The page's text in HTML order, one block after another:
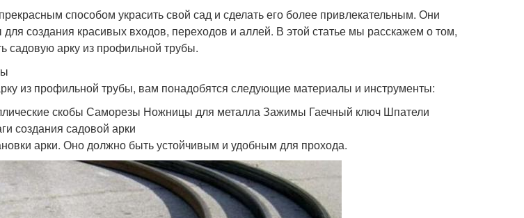
способом украсить свой сад и сделать его более привлекательным. Они
для создания красивых входов, переходов и аллей. В этой статье мы расскажем о том,
садовую арку из профильной трубы.
из профильной трубы, вам понадобятся следующие материалы и инструменты:
скобы Саморезы Ножницы для металла Зажимы Гаечный ключ Шпатели
создания садовой арки
арки. Оно должно быть устойчивым и удобным для прохода.